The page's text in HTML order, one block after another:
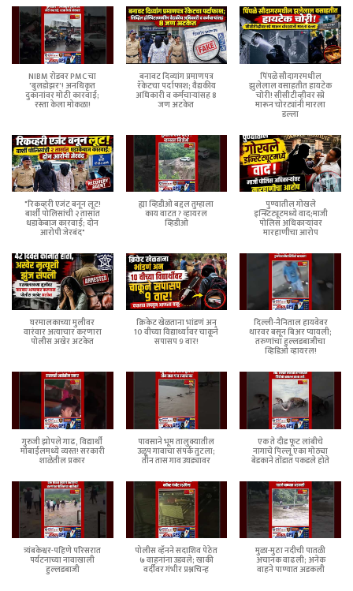
NIBM रोडवर PMC चा
'बुलडोझर'! अनधिकृत
दुकानांवर मोठी कारवाई;
रस्ता केला मोकळा!
बनावट दिव्यांग प्रमाणपत्र
रॅकेटचा पर्दाफाश; वैद्यकीय
अधिकारी व कर्मचाऱ्यांसह 8
जण अटकेत
पिंपळे सौदागरमधील
झुलेलाल वसाहतीत हायटेक
चोरी! सीसीटीव्हीवर स्प्रे
मारून चोरट्यांनी मारला
डल्ला
"रिकव्हरी एजंट बनून लूट!
बार्शी पोलिसांची २ तासांत
धडाकेबाज कारवाई; दोन
आरोपी जेरबंद"
ह्या व्हिडीओ बद्दल तुम्हाला
काय वाटत ? व्हायरल
व्हिडीओ
पुण्यातील गोखले
इन्स्टिट्यूटमध्ये वाद;माजी
पोलिस अधिकाऱ्यांवर
मारहाणीचा आरोप
घरमालकाच्या मुलीवर
वारंवार अत्याचार करणारा
पोलीस अखेर अटकेत
क्रिकेट खेळताना भांडणं अन्
10 वीच्या विद्यार्थ्यावर चाकूने
सपासप 9 वार!
दिल्ली-नैनिताल हायवेवर
थारवर बसून बिअर प्यायली;
तरुणांचा हुल्लडबाजीचा
व्हिडिओ व्हायरल!
गुरुजी झोपले गाढ, विद्यार्थी
मोबाईलमध्ये व्यस्त! सरकारी
शाळेतील प्रकार
पावसाने भूम तालुक्यातील
उळूप गावाचा संपर्क तुटला;
तीन तास गाव उघड्यावर
एक ते दीड फूट लांबीचे
नागाचे पिल्लू एका मोठ्या
बेडकाने तोंडात पकडले होते
त्र्यंबकेश्वर-पहिणे परिसरात
पर्यटनाच्या नावाखाली
हुल्लडबाजी
पोलीस व्हॅनने सदाशिव पेठेत
७ वाहनांना उडवले; खाकी
वर्दीवर गंभीर प्रश्नचिन्ह
मुळा-मुठा नदीची पातळी
अचानक वाढली; अनेक
वाहने पाण्यात अडकली